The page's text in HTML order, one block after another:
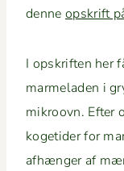
denne opskrift
I opskriften her
marme­laden i
mikroovn. Efter
koge­tider for
afhænger af